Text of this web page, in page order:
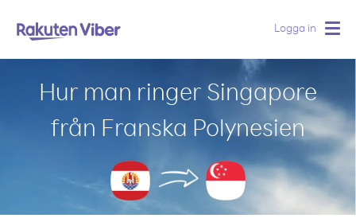
Logga in
Hur man ringer Singapore
från Franska Polynesien